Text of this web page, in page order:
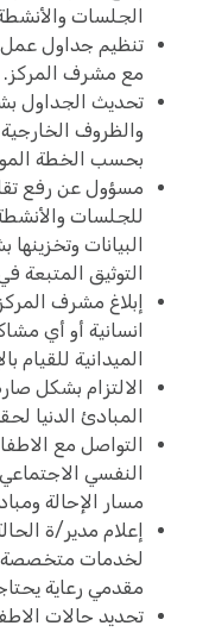
الجلسات
تنظيم جداول عمل
مع مشرف المركز.
تحديث الجداول
والظروف
بحسب الخطة
مسؤول عن رفع
للجلسات
البيانات
التوثيق المتبعة
إبلاغ مشرف
انسانية أو أي
الميدانية للقيام
الالتزام بشكل
المبادئ الدنيا
التواصل مع
النفسي
مسار الإحالة
إعلام مدير/ة
لخدمات متخصصة
مقدمي رعاية
تحديد حالات